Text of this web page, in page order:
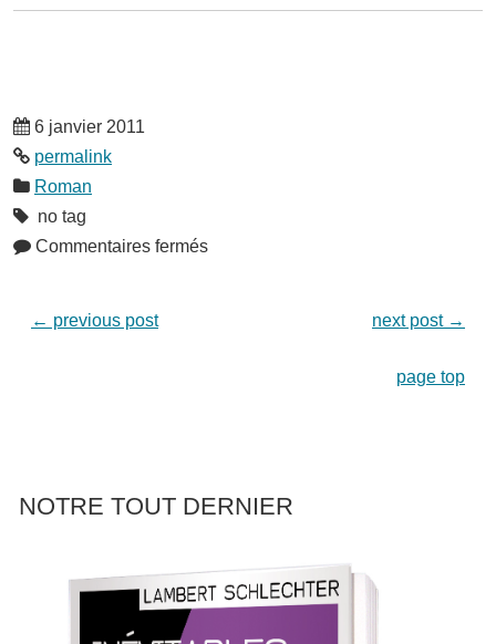
6 janvier 2011
permalink
Roman
no tag
Commentaires fermés
← previous post next post →
page top
NOTRE TOUT DERNIER